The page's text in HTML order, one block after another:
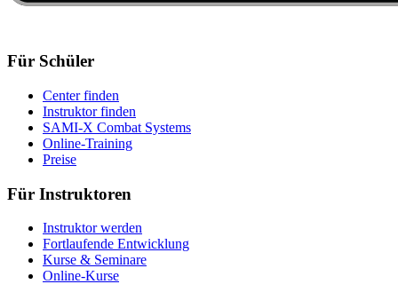
Für Schüler
Center finden
Instruktor finden
SAMI-X Combat Systems
Online-Training
Preise
Für Instruktoren
Instruktor werden
Fortlaufende Entwicklung
Kurse & Seminare
Online-Kurse